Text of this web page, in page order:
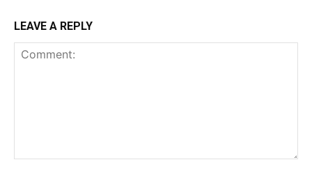
LEAVE A REPLY